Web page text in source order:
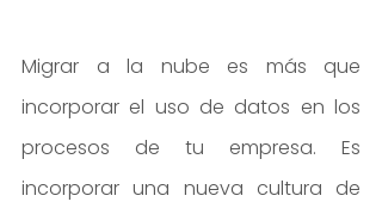
Migrar a la nube es más que
incorporar el uso de datos en los
procesos de tu empresa. Es
incorporar una nueva cultura de